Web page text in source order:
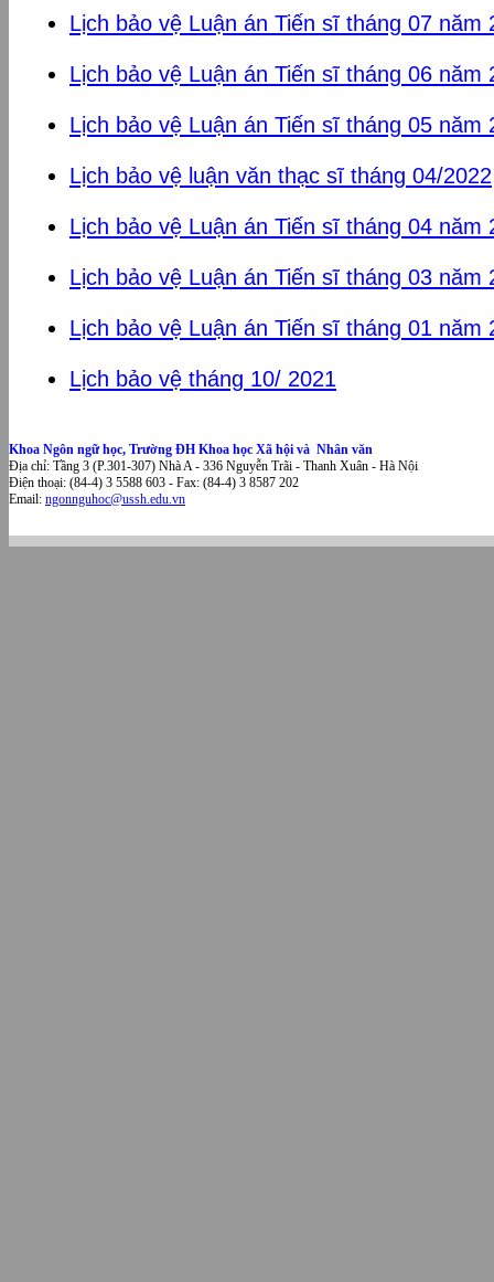
Lịch bảo vệ Luận án Tiến sĩ tháng 07 năm
Lịch bảo vệ Luận án Tiến sĩ tháng 06 năm
Lịch bảo vệ Luận án Tiến sĩ tháng 05 năm
Lịch bảo vệ luận văn thạc sĩ tháng 04/2022
Lịch bảo vệ Luận án Tiến sĩ tháng 04 năm
Lịch bảo vệ Luận án Tiến sĩ tháng 03 năm
Lịch bảo vệ Luận án Tiến sĩ tháng 01 năm
Lịch bảo vệ tháng 10/ 2021
Khoa Ngôn ngữ học, Trường ĐH Khoa học Xã hội và Nhân văn
Địa chỉ: Tầng 3 (P.301-307) Nhà A - 336 Nguyễn Trãi - Thanh Xuân - Hà Nội
Điện thoại: (84-4) 3 5588 603 - Fax: (84-4) 3 8587 202
Email: ngonnguhoc@ussh.edu.vn